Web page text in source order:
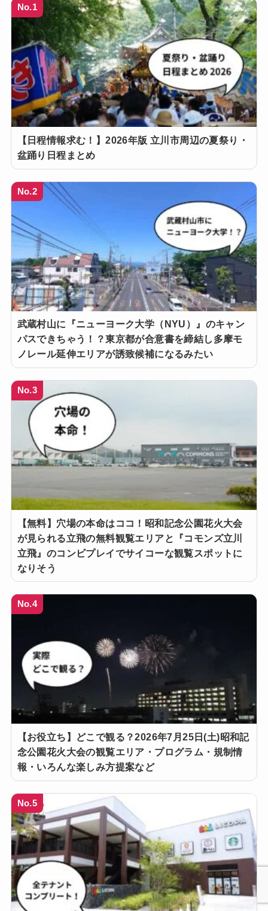
No.1
【日程情報求む！】2026年版 立川市周辺の夏祭り・
盆踊り日程まとめ
No.2
武蔵村山に『ニューヨーク大学（NYU）』のキャン
パスできちゃう！？東京都が合意書を締結し多摩モ
ノレール延伸エリアが誘致候補になるみたい
No.3
【無料】穴場の本命はココ！昭和記念公園花火大会
が見られる立飛の無料観覧エリアと『コモンズ立川
立飛』のコンビプレイでサイコーな観覧スポットに
なりそう
No.4
【お役立ち】どこで観る？2026年7月25日(土)昭和記
念公園花火大会の観覧エリア・プログラム・規制情
報・いろんな楽しみ方提案など
No.5